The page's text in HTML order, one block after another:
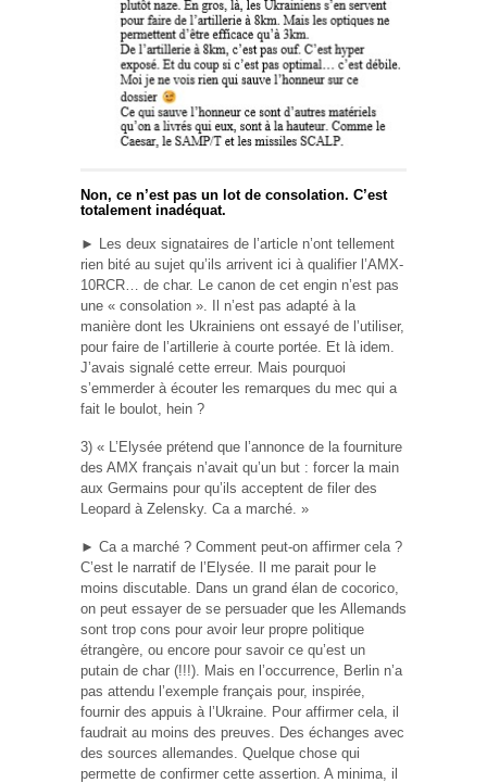
Non, ce n’est pas un lot de consolation. C’est
totalement inadéquat.
► Les deux signataires de l’article n’ont tellement
rien bité au sujet qu’ils arrivent ici à qualifier l’AMX-
10RCR… de char. Le canon de cet engin n’est pas
une « consolation ». Il n’est pas adapté à la
manière dont les Ukrainiens ont essayé de l’utiliser,
pour faire de l’artillerie à courte portée. Et là idem.
J’avais signalé cette erreur. Mais pourquoi
s’emmerder à écouter les remarques du mec qui a
fait le boulot, hein ?
3) « L’Elysée prétend que l’annonce de la fourniture
des AMX français n’avait qu’un but : forcer la main
aux Germains pour qu’ils acceptent de filer des
Leopard à Zelensky. Ca a marché. »
► Ca a marché ? Comment peut-on affirmer cela ?
C’est le narratif de l’Elysée. Il me parait pour le
moins discutable. Dans un grand élan de cocorico,
on peut essayer de se persuader que les Allemands
sont trop cons pour avoir leur propre politique
étrangère, ou encore pour savoir ce qu’est un
putain de char (!!!). Mais en l’occurrence, Berlin n’a
pas attendu l’exemple français pour, inspirée,
fournir des appuis à l’Ukraine. Pour affirmer cela, il
faudrait au moins des preuves. Des échanges avec
des sources allemandes. Quelque chose qui
permette de confirmer cette assertion. A minima, il